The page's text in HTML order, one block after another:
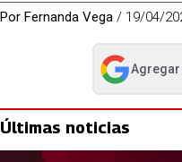
Por Fernanda Vega / 19/04/
Agregar
abre en
Últimas noticias